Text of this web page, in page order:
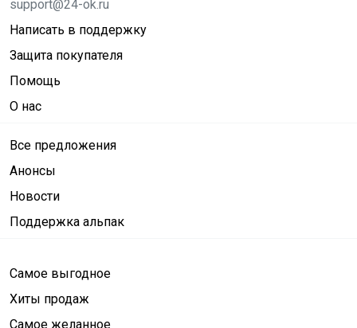
support@24-ok.ru
Написать в поддержку
Защита покупателя
Помощь
О нас
Все предложения
Анонсы
Новости
Поддержка альпак
Самое выгодное
Хиты продаж
Самое желанное